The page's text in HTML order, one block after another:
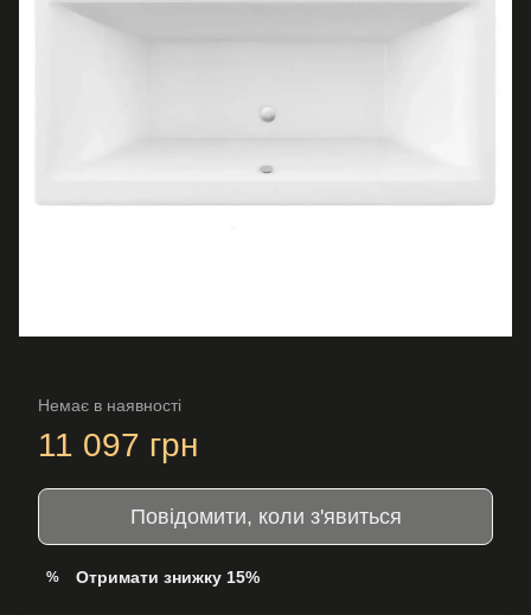
Немає в наявності
11 097 грн
Повідомити, коли з'явиться
% Отримати знижку 15%